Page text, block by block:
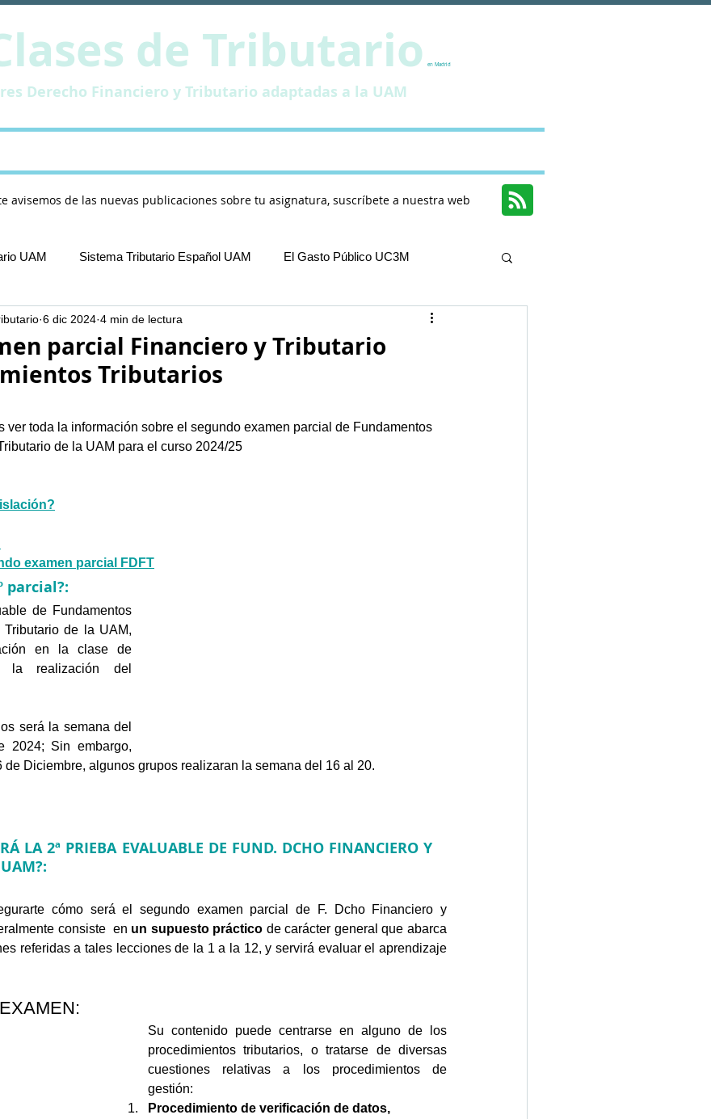
de Tributario en Madrid
Derecho Financiero y Tributario adaptadas a la UAM
avisemos de las nuevas publicaciones sobre tu asignatura, suscríbete a nuestra web
UAM Sistema Tributario Español UAM El Gasto Público UC3M
examenes tributario UAM
parcial Financiero y Tributario
Tributarios
6 dic 2024 4 min de lectura
ver toda la información sobre el segundo examen parcial de Fundamentos
de la UAM para el curso 2024/25
examen parcial FDFT
parcial?:
de Fundamentos
de la UAM,
en la clase de
la realización del
será la semana del
2024; Sin embargo,
Diciembre, algunos grupos realizaran la semana del 16 al 20.
LA 2ª PRIEBA EVALUABLE DE FUND. DCHO FINANCIERO Y
cómo será el segundo examen parcial de F. Dcho Financiero y
consiste  en un supuesto práctico de carácter general que abarca
referidas a tales lecciones de la 1 a la 12, y servirá evaluar el aprendizaje
Su contenido puede centrarse en alguno de los
procedimientos tributarios, o tratarse de diversas
cuestiones relativas a los procedimientos de
gestión:
Procedimiento de verificación de datos,